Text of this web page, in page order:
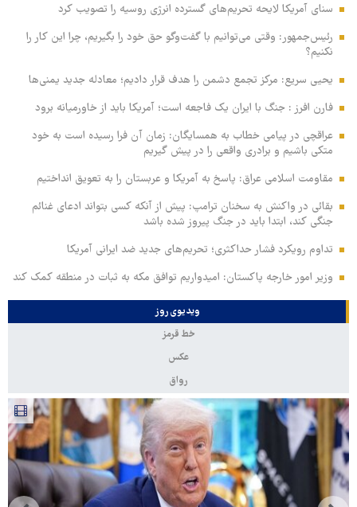
سنای آمریکا لایحه تحریم‌های گسترده انرژی روسیه را تصویب کرد
رئیس‌جمهور: وقتی می‌توانیم با گفت‌وگو حق خود را بگیریم، چرا این کار را
نکنیم؟
یحیی سریع: مرکز تجمع دشمن را هدف قرار دادیم؛ معادله جدید یمنی‌ها
فارن افرز : جنگ با ایران یک فاجعه است؛ آمریکا باید از خاورمیانه برود
عراقچی در پیامی خطاب به همسایگان: زمان آن فرا رسیده است به خود
متکی باشیم و برادری واقعی را در پیش گیریم
مقاومت اسلامی عراق: پاسخ به آمریکا و عربستان را به تعویق انداختیم
بقائی در واکنش به سخنان ترامپ: پیش از آنکه کسی بتواند ادعای غنائم
جنگی کند، ابتدا باید در جنگ پیروز شده باشد
تداوم رویکرد فشار حداکثری؛ تحریم‌های جدید ضد ایرانی آمریکا
وزیر امور خارجه پاکستان: امیدواریم توافق مکه به ثبات در منطقه کمک کند
ویدیوی روز
خط قرمز
عکس
رواق